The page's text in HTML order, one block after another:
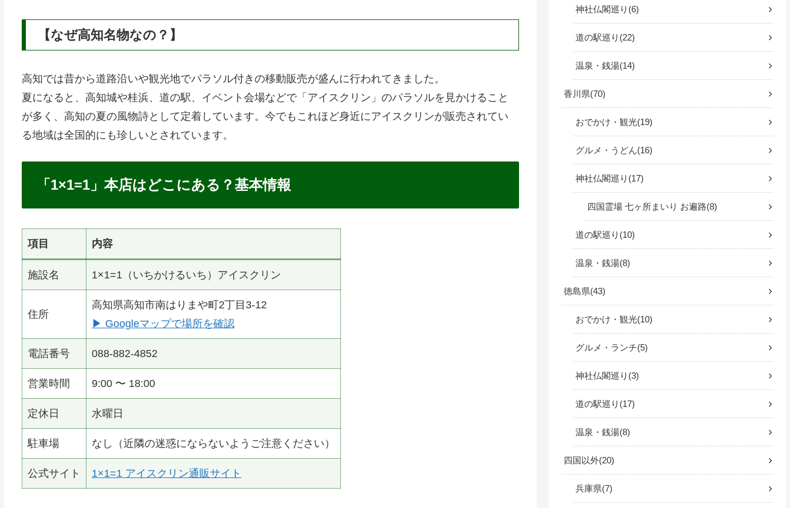
【なぜ高知名物なの？】
高知では昔から道路沿いや観光地でパラソル付きの移動販売が盛んに行われてきました。
夏になると、高知城や桂浜、道の駅、イベント会場などで「アイスクリン」のパラソルを見かけること
が多く、高知の夏の風物詩として定着しています。今でもこれほど身近にアイスクリンが販売されてい
る地域は全国的にも珍しいとされています。
「1×1=1」本店はどこにある？基本情報
項目 内容
施設名 1×1=1（いちかけるいち）アイスクリン
住所
高知県高知市南はりまや町2丁目3-12
▶ Googleマップで場所を確認
電話番号 088-882-4852
営業時間 9:00 〜 18:00
定休日 水曜日
駐車場 なし（近隣の迷惑にならないようご注意ください）
公式サイト 1×1=1 アイスクリン通販サイト
神社仏閣巡り 6
道の駅巡り 22
温泉・銭湯 14
香川県 70
おでかけ・観光 19
グルメ・うどん 16
神社仏閣巡り 17
四国霊場 七ヶ所まいり お遍路 8
道の駅巡り 10
温泉・銭湯 8
徳島県 43
おでかけ・観光 10
グルメ・ランチ 5
神社仏閣巡り 3
道の駅巡り 17
温泉・銭湯 8
四国以外 20
兵庫県 7